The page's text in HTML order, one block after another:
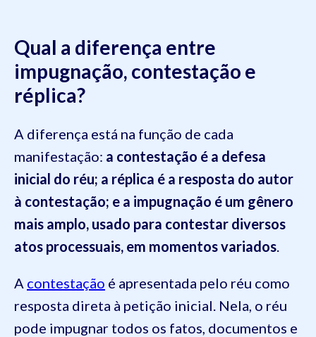
Qual a diferença entre
impugnação, contestação e
réplica?
A diferença está na função de cada
manifestação: a contestação é a defesa
inicial do réu; a réplica é a resposta do autor
à contestação; e a impugnação é um gênero
mais amplo, usado para contestar diversos
atos processuais, em momentos variados
A contestação é apresentada pelo réu como
resposta direta à petição inicial. Nela, o réu
pode impugnar todos os fatos, documentos e